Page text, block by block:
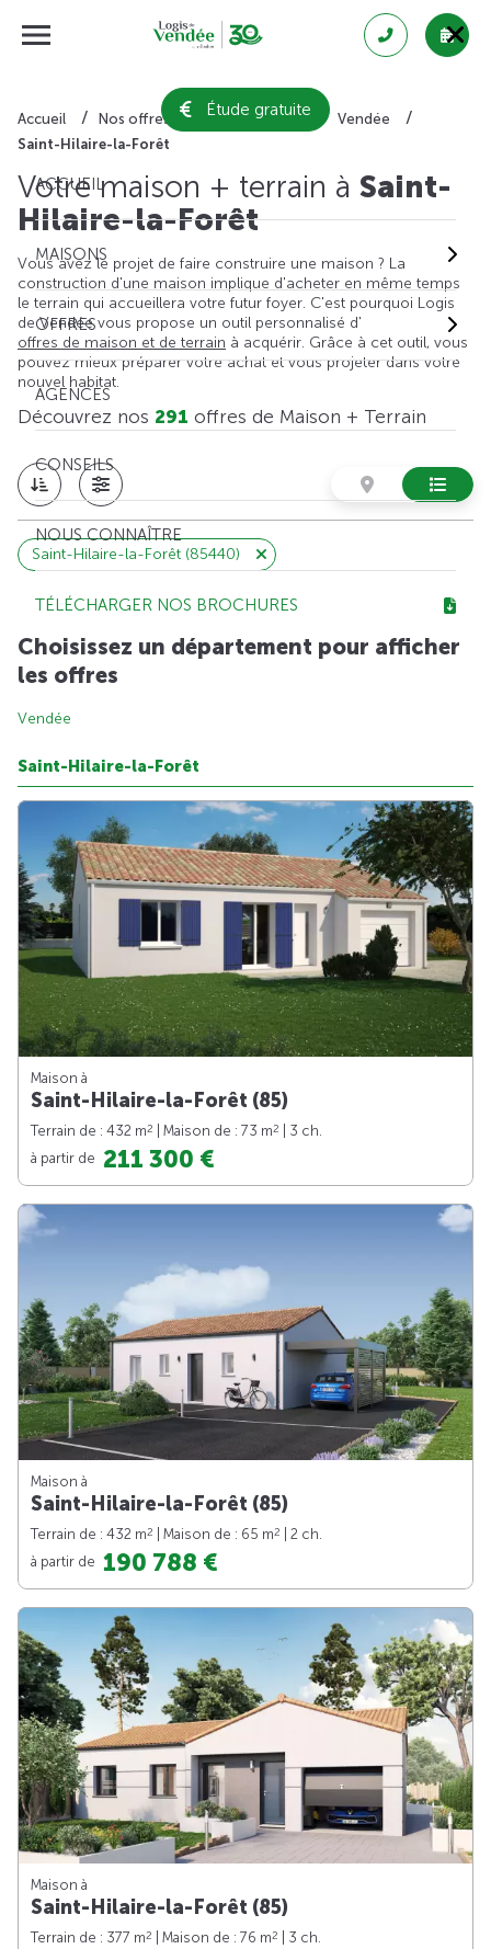
Étude gratuite
ACCUEIL
MAISONS
OFFRES
AGENCES
CONSEILS
NOUS CONNAÎTRE
TÉLÉCHARGER NOS BROCHURES
Accueil Nos offres de maison + terrain
Vendée
Saint-Hilaire-la-Forêt
Votre maison + terrain à Saint-
Hilaire-la-Forêt
Vous avez le projet de faire construire une maison ? La
construction d'une maison implique d'acheter en même temps
le terrain qui accueillera votre futur foyer. C'est pourquoi Logis
de Vendée vous propose un outil personnalisé d'
offres de maison et de terrain à acquérir. Grâce à cet outil, vous
pouvez mieux préparer votre achat et vous projeter dans votre
nouvel habitat.
Découvrez nos 291 offres de Maison + Terrain
Saint-Hilaire-la-Forêt (85440)
Choisissez un département pour afficher
les offres
Vendée
Saint-Hilaire-la-Forêt
Maison à
Saint-Hilaire-la-Forêt (85)
Terrain de : 432 m2 | Maison de : 73 m2
| 3 ch.
à partir de 211 300 €
Maison à
Saint-Hilaire-la-Forêt (85)
Terrain de : 432 m2 | Maison de : 65 m2
| 2 ch.
à partir de 190 788 €
Maison à
Saint-Hilaire-la-Forêt (85)
Terrain de : 377 m2 | Maison de : 76 m2
| 3 ch.